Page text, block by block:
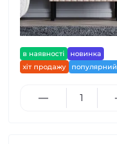
в наявності
новинка
хіт продажу
популярний